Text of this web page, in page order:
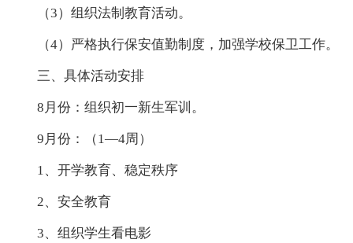
（3）组织法制教育活动。
（4）严格执行保安值勤制度，加强学校保卫工作。
三、具体活动安排
8月份：组织初一新生军训。
9月份：（1—4周）
1、开学教育、稳定秩序
2、安全教育
3、组织学生看电影